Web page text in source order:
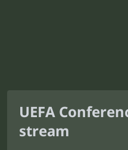
UEFA
stream